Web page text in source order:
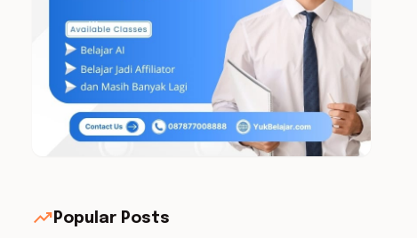
trending_up Popular Posts